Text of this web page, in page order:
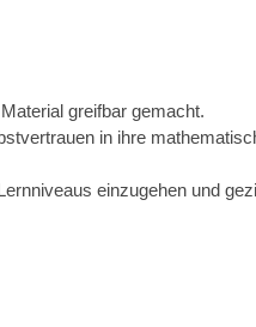
greifbar gemacht.
in ihre
einzugehen und